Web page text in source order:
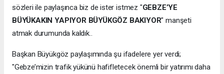
sözleri ile paylaşınca biz de ister istmez "GEBZE’YE
BÜYÜKAKIN YAPIYOR BÜYÜKGÖZ BAKIYOR" manşeti
atmak durumunda kaldık..
Başkan Büyükgöz paylaşımında şu ifadelere yer verdi;
"Gebze’mizin trafik yükünü hafifletecek önemli bir yatırımı daha